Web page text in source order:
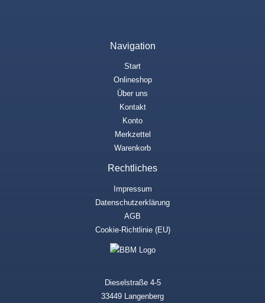
Navigation
Start
Onlineshop
Über uns
Kontakt
Konto
Merkzettel
Warenkorb
Rechtliches
Impressum
Datenschutzerklärung
AGB
Cookie-Richtlinie (EU)
Dieselstraße 4-5
33449 Langenberg